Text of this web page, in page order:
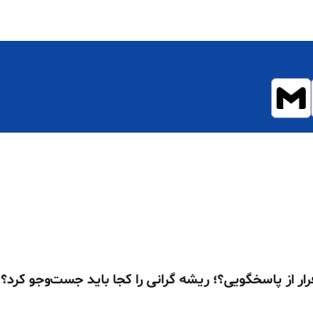
از پاسخگویی؟؛ ریشه گرانی را کجا باید جست‌وجو کرد؟